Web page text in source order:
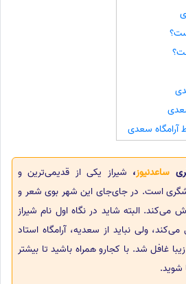
آرامگاه سعدی
ساعدنیوز، شیراز یکی از قدیمی‌ترین و
است. در جای‌جای این شهر بوی شعر و
می‌کند. البته شاید در نگاه اول نام شیراز
ولی نباید از سعدیه، آرامگاه استاد
غافل شد. با کجارو همراه باشید تا بیشتر
شوید.